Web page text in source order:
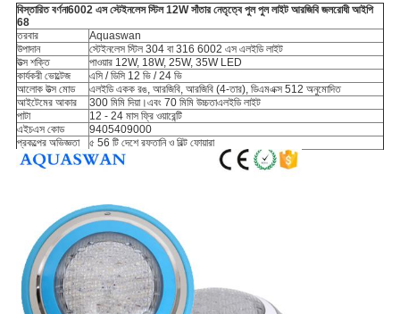
বিস্তারিত বর্ণনা6002 এস স্টেইনলেস স্টিল 12W সাঁতার নেতৃত্বে পুল পুল লাইট আরজিবি জলরোধী আইপি
68
তরবার
Aquaswan
উপাদান
স্টেইনলেস স্টিল 304 বা 316 6002 এস এলইডি লাইট
উত্স শক্তি
পাওয়ার 12W, 18W, 25W, 35W LED
কার্যকরী ভোল্টেজ
এসি / ডিসি 12 ভি / 24 ভি
আলোক উত্স মোড
এলইডি একক রঙ, আরজিবি, আরজিবি (4-তার), ডিএমএক্স 512 অনুমোদিত
আইটেমের আকার
300 মিমি দিয়া।এবং 70 মিমি উচ্চতাএলইডি লাইট
পাটা
12 - 24 মাস ফ্রি ওয়ারেন্টি
এইচএস কোড
9405409000
প্রকল্পের অভিজ্ঞতা
৫ 56 টি দেশে রফতানি ও বিল্ট ফোয়ারা